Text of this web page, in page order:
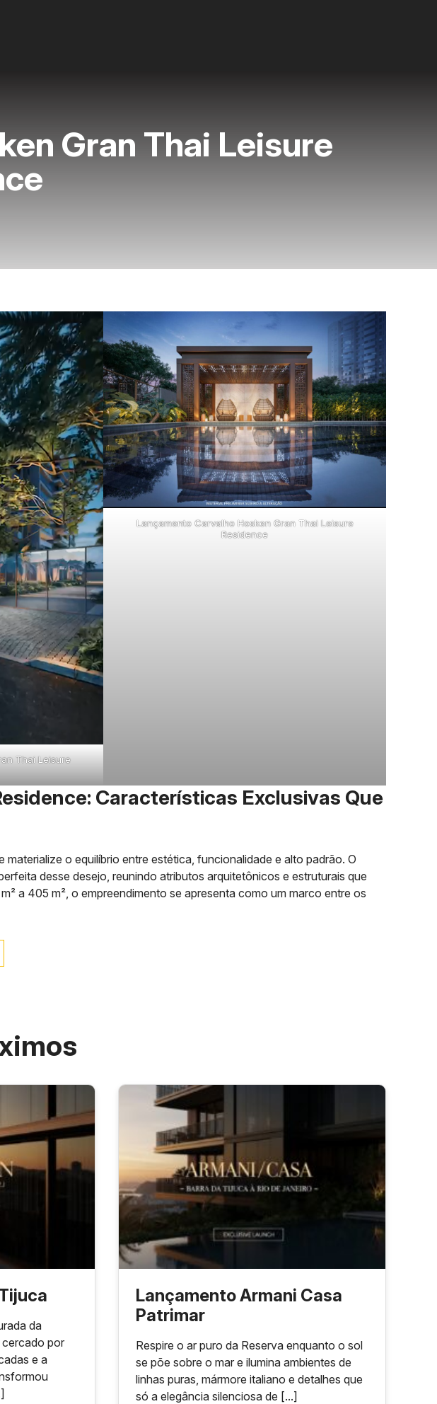
Gran Thai Leisure
Thai Leisure
Lançamento Carvalho Hosken Gran Thai Leisure
Residence
Características Exclusivas Que
o equilíbrio entre estética, funcionalidade e alto padrão. O
desse desejo, reunindo atributos arquitetônicos e estruturais que
a 405 m², o empreendimento se apresenta como um marco entre os
da
por
e a
Lançamento Armani Casa
Patrimar
Respire o ar puro da Reserva enquanto o sol
se põe sobre o mar e ilumina ambientes de
linhas puras, mármore italiano e detalhes que
só a elegância silenciosa de [...]